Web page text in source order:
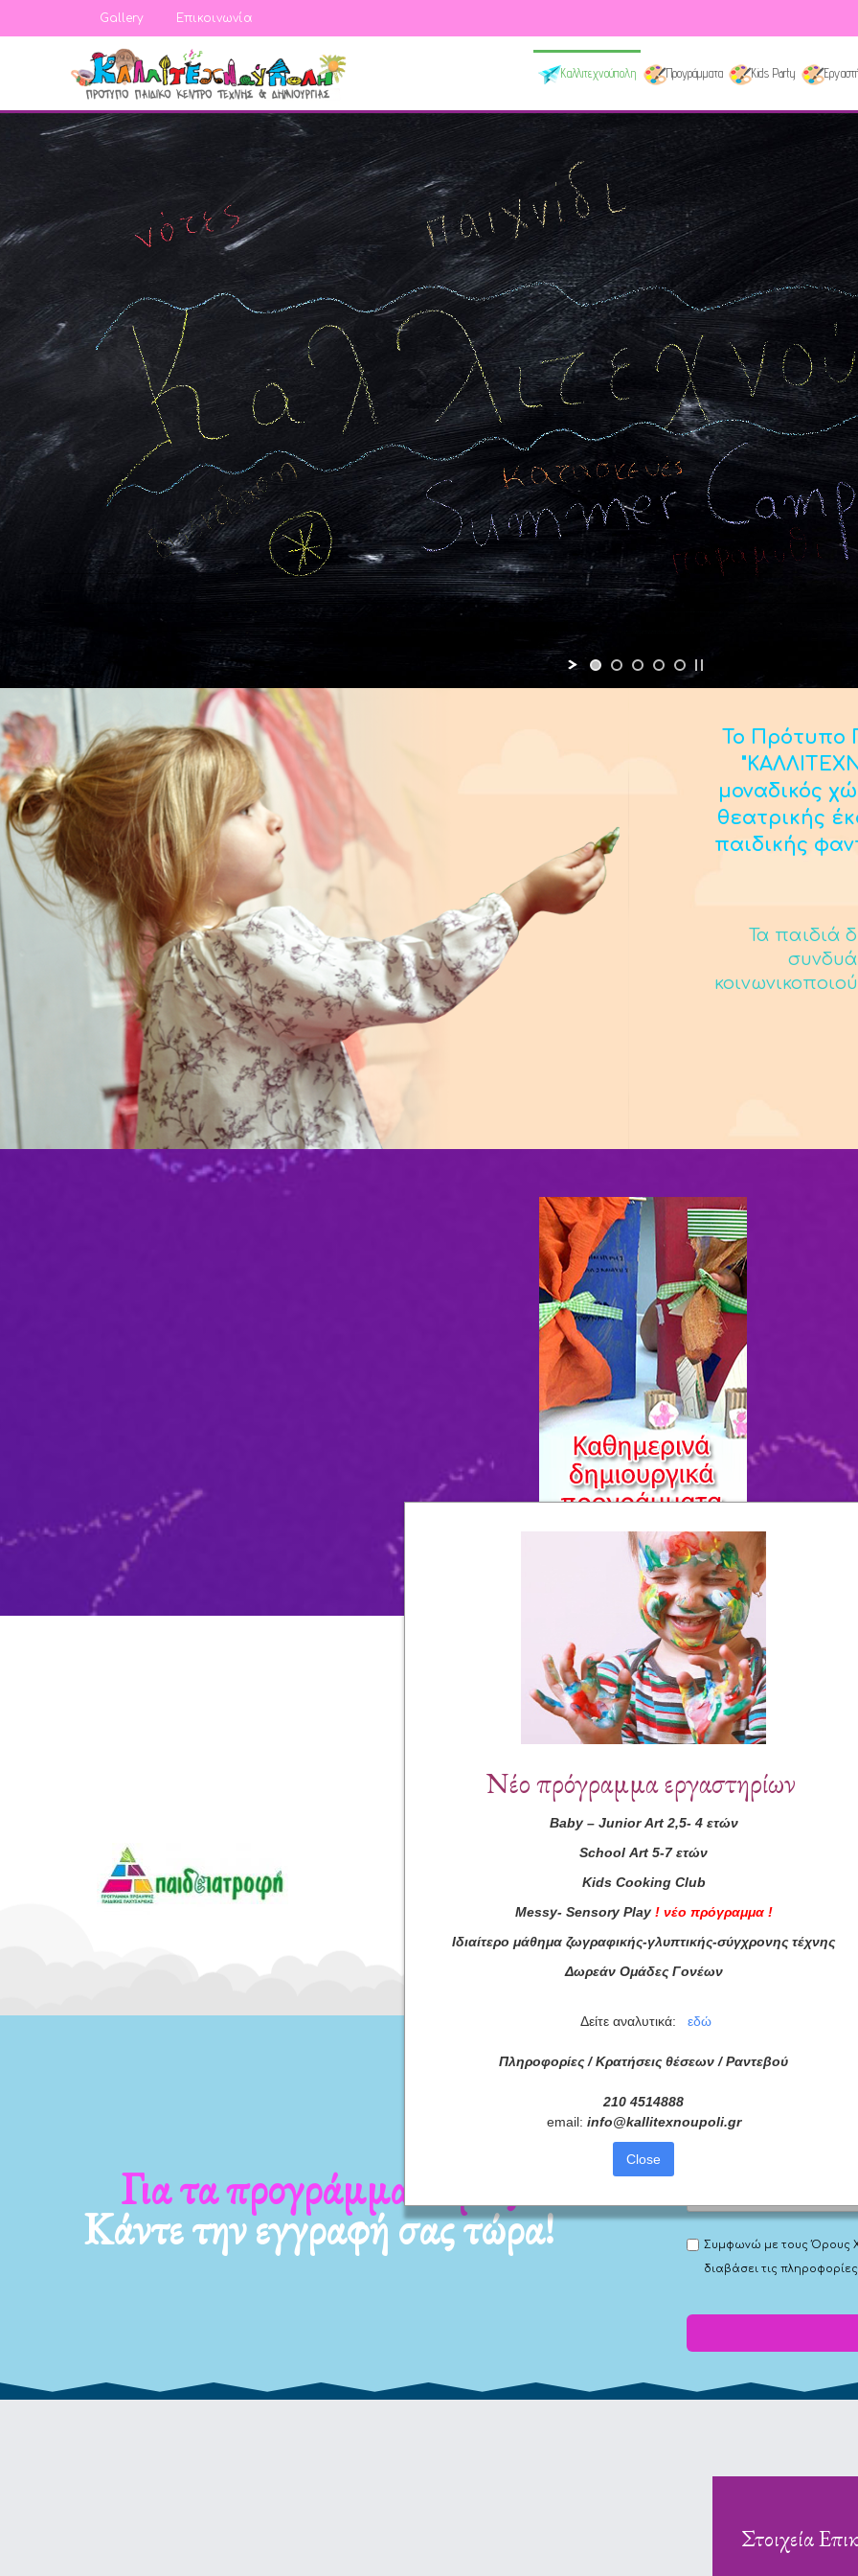
Gallery Επικοινωνία
Καλλιτεχνούπολη Προγράμματα Kids Party
Το Πρότυπο
μοναδικός
θεατρικής
παιδικής
Τα παιδιά
Συνεργάτες
Για τα νέα μας
Κάντε την εγγραφή σας τώρα! Συμφωνώ με τουςΌρους
διαβάσει τις
Στοιχεία
Νέο πρόγραμμα εργαστηρίων
Baby– Junior Art2,5- 4 ετών
School Art 5-7 ετών
Kids Cooking Club
Messy- Sensory Play ! νέο πρόγραμμα !
Ιδιαίτερο μάθημα ζωγραφικής-γλυπτικής-σύγχρονης τέχνης
Δωρεάν Ομάδες Γονέων
Δείτε αναλυτικά: εδώ
Πληροφορίες / Κρατήσεις θέσεων / Ραντεβού
210 4514888
email: info@kallitexnoupoli.gr
Close